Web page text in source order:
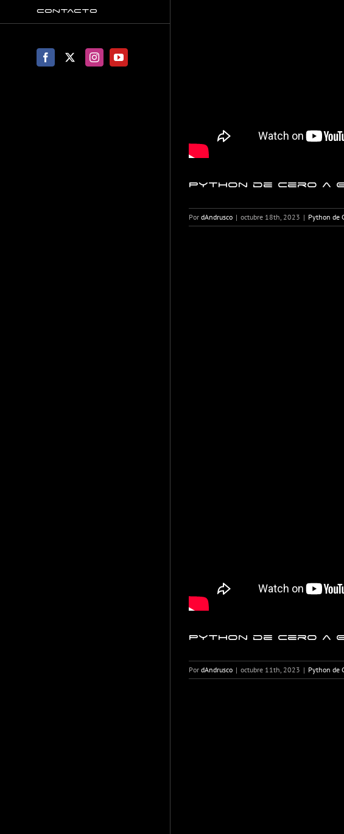
Contacto
Facebook
X InstagramYouTube
Python de Cero a
Por dAndrusco | octubre 18th, 2023 | Python de
Python de Cero a
Por dAndrusco | octubre 11th, 2023 | Python de